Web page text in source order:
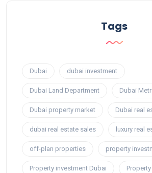
Tags
Dubai dubai investment
Dubai Land Department Dubai
Dubai property market Dubai real
dubai real estate sales luxury real
off-plan properties property
Property investment Dubai